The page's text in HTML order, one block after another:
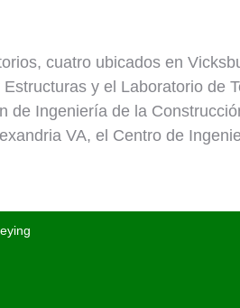
cuatro ubicados en
y el Laboratorio de
de Ingeniería de la
VA, el Centro de